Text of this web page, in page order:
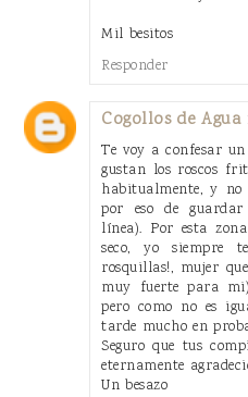
Mil besitos
Responder
Cogollos de Agua
Te voy a confesar
gustan los roscos
habitualmente, y
por eso de
línea). Por esta
seco, yo siempre
rosquillas!, mujer
muy fuerte para
pero como no es
tarde mucho en
Seguro que tus
eternamente
Un besazo